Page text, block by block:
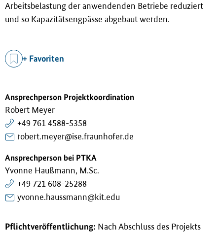
Arbeitsbelastung der anwendenden Betriebe reduziert
und so Kapazitätsengpässe abgebaut werden.
+ Favoriten
Ansprechperson Projektkoordination
Robert Meyer
+49 761 4588-5358
robert.meyer@ise.fraunhofer.de
Ansprechperson bei PTKA
Yvonne Haußmann, M.Sc.
+49 721 608-25288
yvonne.haussmann@kit.edu
Pflichtveröffentlichung: Nach Abschluss des Projekts